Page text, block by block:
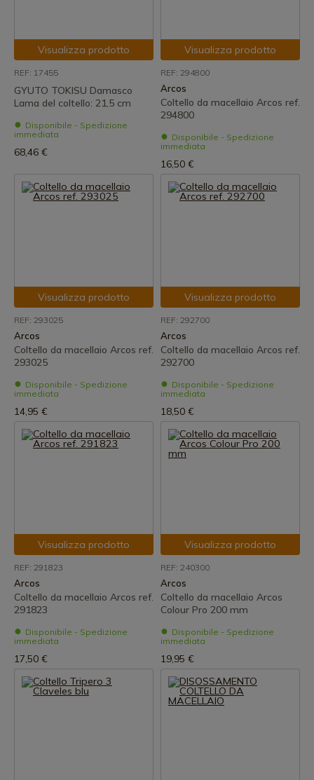
Visualizza prodotto
REF: 17455
GYUTO TOKISU Damasco
Lama del coltello: 21,5 cm
Disponibile - Spedizione
immediata
68,46 €
Visualizza prodotto
REF: 294800
Arcos
Coltello da macellaio Arcos ref.
294800
Disponibile - Spedizione
immediata
16,50 €
Visualizza prodotto
REF: 293025
Arcos
Coltello da macellaio Arcos ref.
293025
Disponibile - Spedizione
immediata
14,95 €
Visualizza prodotto
REF: 292700
Arcos
Coltello da macellaio Arcos ref.
292700
Disponibile - Spedizione
immediata
18,50 €
Visualizza prodotto
REF: 291823
Arcos
Coltello da macellaio Arcos ref.
291823
Disponibile - Spedizione
immediata
17,50 €
Visualizza prodotto
REF: 240300
Arcos
Coltello da macellaio Arcos
Colour Pro 200 mm
Disponibile - Spedizione
immediata
19,95 €